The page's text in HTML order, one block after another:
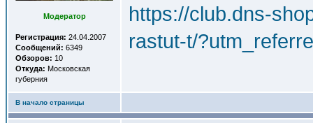
Модератор
Регистрация: 24.04.2007
Сообщений: 6349
Обзоров: 10
Откуда: Московская
губерния
https://club.dns-
rastut-t/
В начало страницы